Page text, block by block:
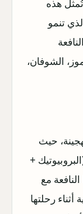
هذه
تنمو
الشوفان،
حيث
+
مع
رحلتها